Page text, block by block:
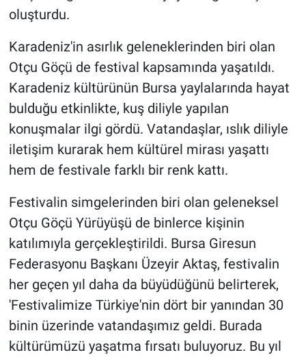
oluşturdu.
Karadeniz'in asırlık geleneklerinden biri olan
Otçu Göçü de festival kapsamında yaşatıldı.
Karadeniz kültürünün Bursa yaylalarında hayat
bulduğu etkinlikte, kuş diliyle yapılan
konuşmalar ilgi gördü. Vatandaşlar, ıslık diliyle
iletişim kurarak hem kültürel mirası yaşattı
hem de festivale farklı bir renk kattı.
Festivalin simgelerinden biri olan geleneksel
Otçu Göçü Yürüyüşü de binlerce kişinin
katılımıyla gerçekleştirildi. Bursa Giresun
Federasyonu Başkanı Üzeyir Aktaş, festivalin
her geçen yıl daha da büyüdüğünü belirterek,
'Festivalimize Türkiye'nin dört bir yanından 30
binin üzerinde vatandaşımız geldi. Burada
kültürümüzü yaşatma fırsatı buluyoruz. Bu yıl